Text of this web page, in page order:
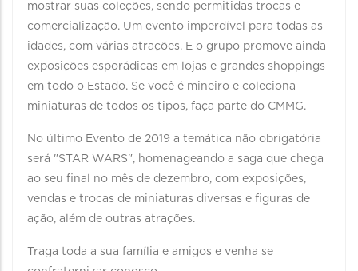
mostrar suas coleções, sendo permitidas trocas e
comercialização. Um evento imperdível para todas as
idades, com várias atrações. E o grupo promove ainda
exposições esporádicas em lojas e grandes shoppings
em todo o Estado. Se você é mineiro e coleciona
miniaturas de todos os tipos, faça parte do CMMG.
No último Evento de 2019 a temática não obrigatória
será "STAR WARS", homenageando a saga que chega
ao seu final no mês de dezembro, com exposições,
vendas e trocas de miniaturas diversas e figuras de
ação, além de outras atrações.
Traga toda a sua família e amigos e venha se